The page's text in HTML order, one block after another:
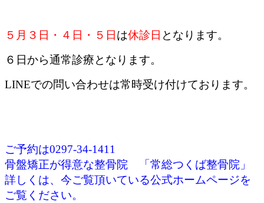
５月３日・４日・５日 は休診日 となります。
６日から通常診療となります。
LINEでの問い合わせは常時受け付けております。
ご予約は0297-34-1411
骨盤矯正が得意な整骨院 「常総つくば整骨院」
詳しくは、今ご覧頂いている公式ホームページを
ご覧ください。